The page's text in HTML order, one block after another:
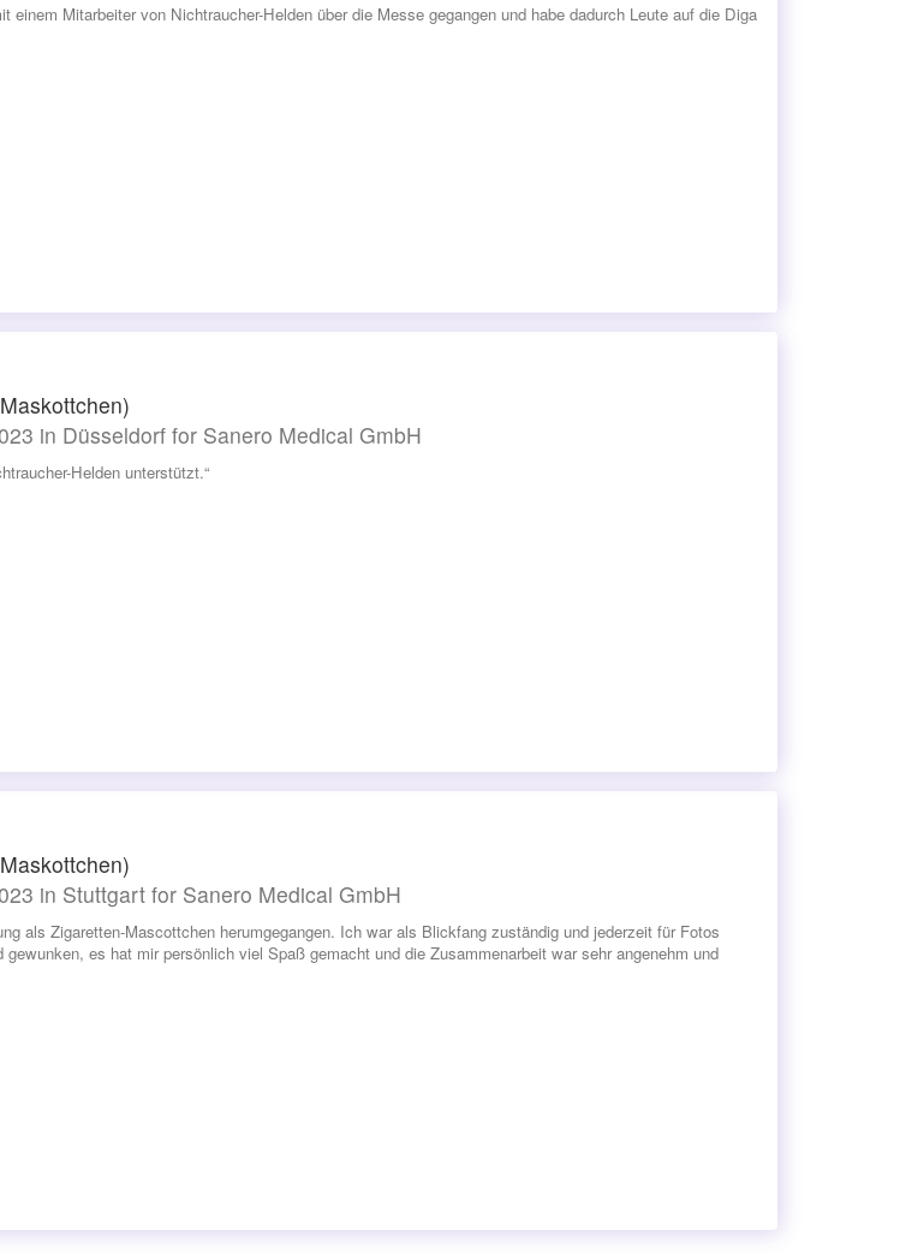
einem Mitarbeiter von Nichtraucher-Helden über die Messe gegangen und habe dadurch Leute auf die Diga
in Düsseldorf for Sanero Medical GmbH
Helden unterstützt.“
in Stuttgart for Sanero Medical GmbH
als Zigaretten-Mascottchen herumgegangen. Ich war als Blickfang zuständig und jederzeit für Fotos
es hat mir persönlich viel Spaß gemacht und die Zusammenarbeit war sehr angenehm und